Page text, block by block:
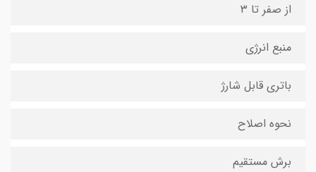
از صفر تا ۳
منبع انرژی
باتری قابل شارژ
نحوه اصلاح
برش مستقیم